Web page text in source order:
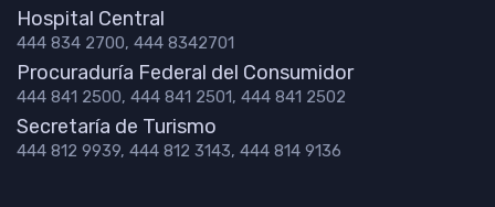
Hospital Central
444 834 2700, 444 8342701
Procuraduría Federal del Consumidor
444 841 2500, 444 841 2501, 444 841 2502
Secretaría de Turismo
444 812 9939, 444 812 3143, 444 814 9136